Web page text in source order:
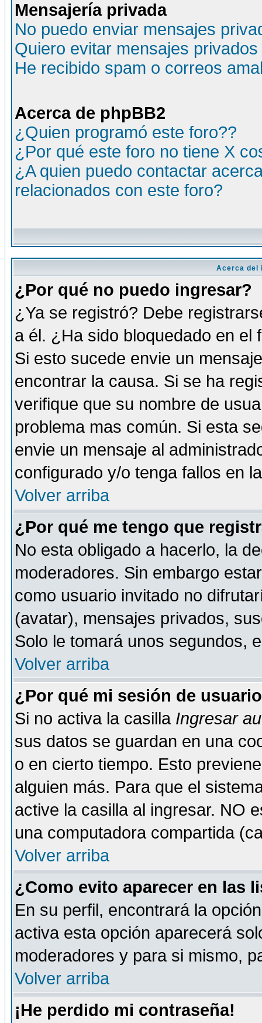
Mensajería privada
No puedo enviar mensajes
Quiero evitar mensajes
He recibido spam o correos
Acerca de phpBB2
¿Quien programó este foro??
¿Por qué este foro no tiene X
¿A quien puedo contactar
relacionados con este foro?
Acerca del
¿Por qué no puedo ingresar?
¿Ya se registró? Debe
a él. ¿Ha sido bloquedado en
Si esto sucede envie un
encontrar la causa. Si se ha
verifique que su nombre de
problema mas común. Si esta
envie un mensaje al
configurado y/o tenga fallos en
Volver arriba
¿Por qué me tengo que
No esta obligado a hacerlo, la
moderadores. Sin embargo
como usuario invitado no
(avatar), mensajes privados,
Solo le tomará unos segundos,
Volver arriba
¿Por qué mi sesión de
Si no activa la casilla Ingresar
sus datos se guardan en una
o en cierto tiempo. Esto
alguien más. Para que el
active la casilla al ingresar. NO
una computadora compartida
Volver arriba
¿Como evito aparecer en las
En su perfil, encontrará la
activa esta opción aparecerá
moderadores y para si mismo,
Volver arriba
¡He perdido mi contraseña!